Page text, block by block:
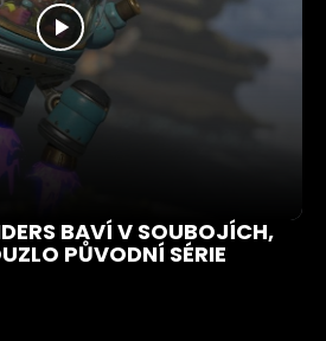
BAVÍ V SOUBOJÍCH,
PŮVODNÍ SÉRIE